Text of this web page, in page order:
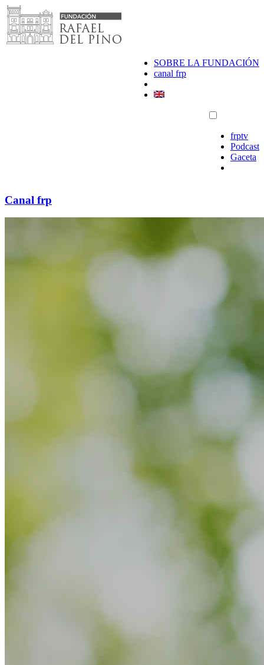
Saltar
al
contenido
SOBRE LA FUNDACIÓN
canal frp
frptv
Podcast
Gaceta
Canal frp